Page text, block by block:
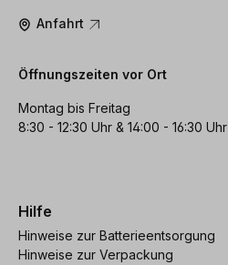
Anfahrt
Öffnungszeiten vor Ort
Montag bis Freitag
8:30 - 12:30 Uhr & 14:00 - 16:30 Uhr
Hilfe
Hinweise zur Batterieentsorgung
Hinweise zur Verpackung